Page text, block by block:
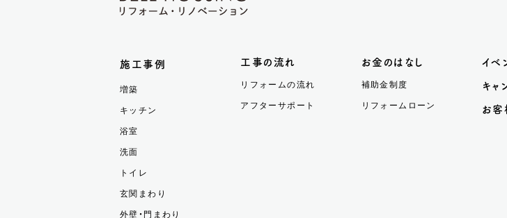
施工事例
増築
キッチン
浴室
洗面
トイレ
玄関まわり
外壁・門まわり
工事の流れ
リフォームの流れ
アフターサポート
お金のはなし
補助金制度
リフォームローン
イベ
キャ
お客